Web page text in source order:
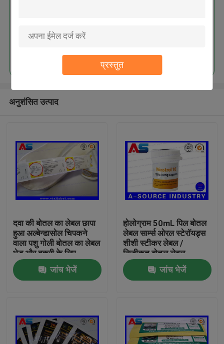
प्रस्तुत
घर
हमारे बारे में
अनुशंसित उत्पाद
दवा की बोतल का लेबल छापा
हुआ अल्बेन्डासोल चिपकने
वाला पशु गोली बोतल का लेबल
भेड़ और बकरी के लिए
जांच भेजें
होलोग्राम 50mL पिल बोतल
लेबल सार्म्स ओरल स्टेरॉयड्स
शीशी स्टीकर लेबल /
निजीकृत बोतल लेबल
जांच भेजें